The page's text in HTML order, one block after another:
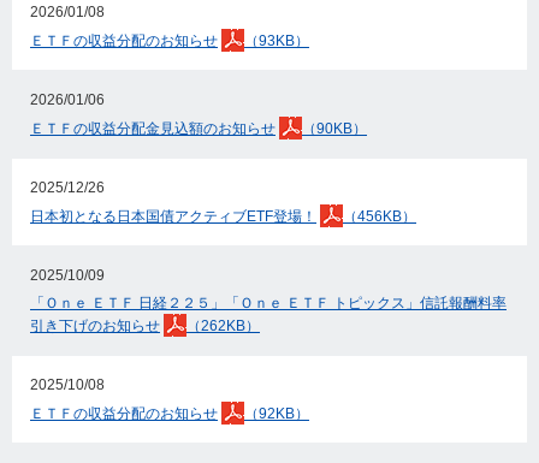
2026/01/08
ＥＴＦの収益分配のお知らせ
（93KB）
2026/01/06
ＥＴＦの収益分配金見込額のお知らせ
（90KB）
2025/12/26
日本初となる日本国債アクティブETF登場！
（456KB）
2025/10/09
「Ｏｎｅ ＥＴＦ 日経２２５」「Ｏｎｅ ＥＴＦ トピックス」信託報酬料率
引き下げのお知らせ
（262KB）
2025/10/08
ＥＴＦの収益分配のお知らせ
（92KB）